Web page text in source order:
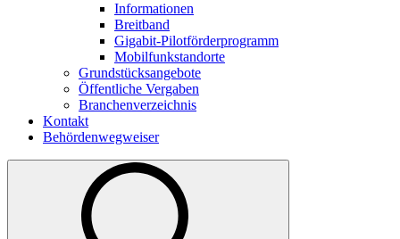
Informationen
Breitband
Gigabit-Pilotförderprogramm
Mobilfunkstandorte
Grundstücksangebote
Öffentliche Vergaben
Branchenverzeichnis
Kontakt
Behördenwegweiser